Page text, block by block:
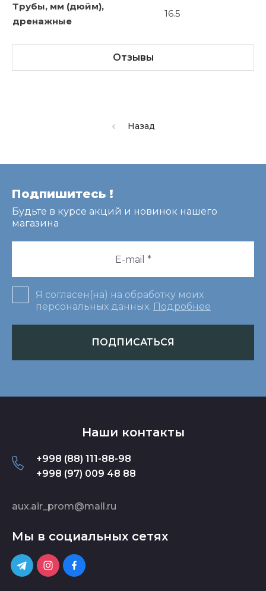
Трубы, мм (дюйм),
дренажные
16.5
Отзывы
Назад
Подпишитесь !
Будьте в курсе акций и новинок нашего
магазина
Я согласен(на) на обработку моих
персональных данных. Подробнее
ПОДПИСАТЬСЯ
Наши контакты
+998 (88) 111-88-98
+998 (97) 009 48 88
aux.air_prom@mail.ru
Мы в социальных сетях